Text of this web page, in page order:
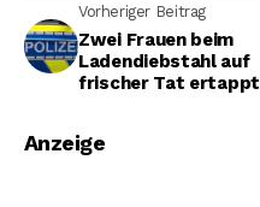
Vorheriger Beitrag
Zwei Frauen beim
Ladendiebstahl auf
frischer Tat ertappt
Anzeige